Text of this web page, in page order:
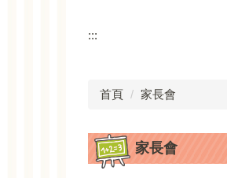
:::
首頁 家長會
家長會